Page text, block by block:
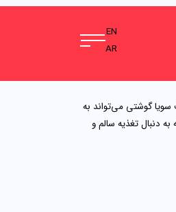
EN
AR
گوشتی می‌تواند به
دنبال تغذیه سالم و